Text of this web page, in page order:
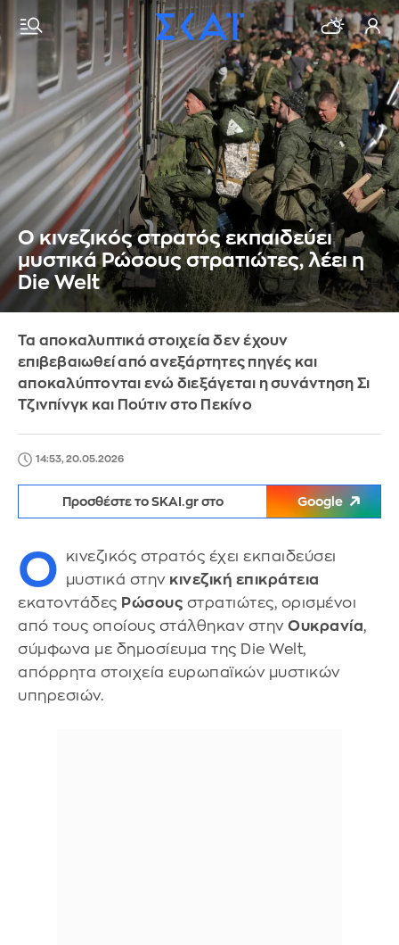
Ο κινεζικός στρατός εκπαιδεύει
μυστικά Ρώσους στρατιώτες, λέει η
Die Welt
Τα αποκαλυπτικά στοιχεία δεν έχουν
επιβεβαιωθεί από ανεξάρτητες πηγές και
αποκαλύπτονται ενώ διεξάγεται η συνάντηση Σι
Τζινπίνγκ και Πούτιν στο Πεκίνο
14:53, 20.05.2026
Προσθέστε το SKAI.gr στο Google
Ο
κινεζικός στρατός έχει εκπαιδεύσει
μυστικά στην κινεζική επικράτεια
εκατοντάδες Ρώσους στρατιώτες, ορισμένοι
από τους οποίους στάλθηκαν στην Ουκρανία,
σύμφωνα με δημοσίευμα της Die Welt,
απόρρητα στοιχεία ευρωπαϊκών μυστικών
υπηρεσιών.